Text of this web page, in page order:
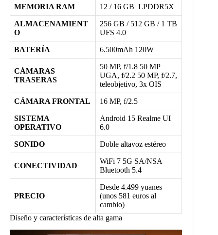
MEMORIA RAM 12 / 16 GB LPDDR5X
ALMACENAMIENT
O
256 GB / 512 GB / 1 TB
UFS 4.0
BATERÍA 6.500mAh 120W
CÁMARAS
TRASERAS
50 MP, f/1.8 50 MP
UGA, f/2.2 50 MP, f/2.7,
teleobjetivo, 3x OIS
CÁMARA FRONTAL 16 MP, f/2.5
SISTEMA
OPERATIVO
Android 15 Realme UI
6.0
SONIDO Doble altavoz estéreo
CONECTIVIDAD
WiFi 7 5G SA/NSA
Bluetooth 5.4
PRECIO
Desde 4.499 yuanes
(unos 581 euros al
cambio)
Diseño y características de alta gama